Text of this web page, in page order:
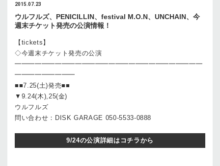
2015.07.23
ウルフルズ、PENICILLIN、festival M.O.N、UNCHAIN、今
週末チケット発売の公演情報！
【tickets】
◇今週末チケット発売の公演
━━━━━━━━━━━━━━━━━━━━━━━━━━━━
━━━━━━━━━
■■7.25(土)発売■■
▼9.24(木),25(金)
ウルフルズ
問い合わせ：DISK GARAGE 050-5533-0888
9/24の公演詳細はコチラから